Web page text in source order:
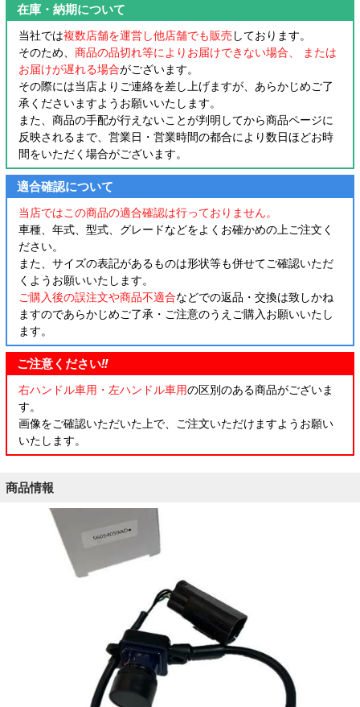
在庫・納期について
当社では複数店舗を運営し他店舗でも販売 しております。
そのため、 商品の品切れ等によりお届けできない場合、 または
お届けが遅れる場合がございます。
その際には当店よりご連絡を差し上げますが、あらかじめご了
承くださいますようお願いいたします。
また、商品の手配が行えないことが判明してから商品ページに
反映されるまで、営業日・営業時間の都合により数日ほどお時
間をいただく場合がございます。
適合確認について
当店ではこの商品の適合確認は行っておりません。
車種、年式、型式、グレードなどをよくお確かめの上ご注文く
ださい。
また、サイズの表記があるものは形状等も併せてご確認いただ
くようお願いいたします。
ご購入後の誤注文や商品不適合などでの返品・交換は致しかね
ますのであらかじめご了承・ご注意のうえご購入お願いいたし
ます。
ご注意ください!!
右ハンドル車用・左ハンドル車用の区別のある商品がございま
す。
画像をご確認いただいた上で、ご注文いただけますようお願い
いたします。
商品情報